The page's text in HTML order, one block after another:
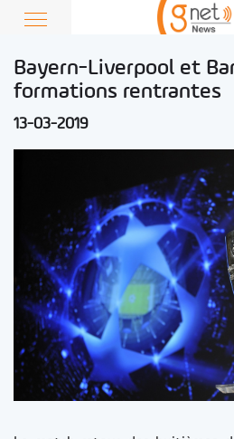
Bayern-Liverpool et
formations rentrantes
13-03-2019